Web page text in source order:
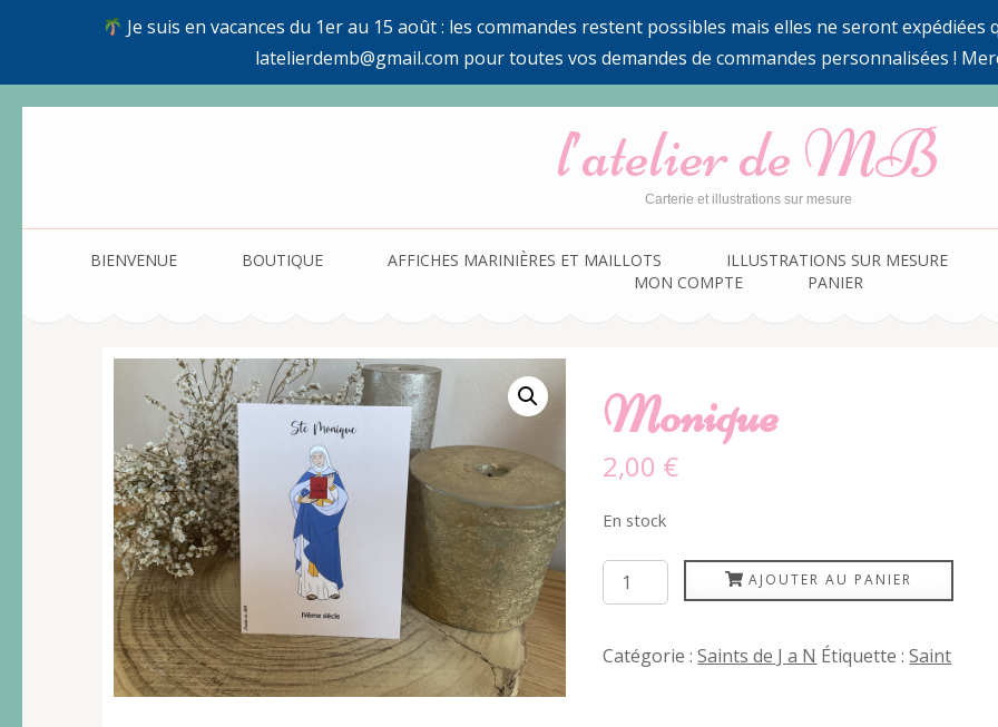
Je suis en vacances du 1er au 15 août : les commandes restent possibles mais elles ne seront
latelierdemb@gmail.com pour toutes vos demandes de commandes personnalisées !
l’atelier de MB
Carterie et illustrations sur mesure
BIENVENUE BOUTIQUE AFFICHES MARINIÈRES ET MAILLOTS
ILLUSTRATIONS SUR MESURE
MON COMPTE
PANIER
Monique
2,00 €
En stock
quantité
de
AJOUTER AU PANIER
Catégorie :Saints de J a N Étiquette :Saint